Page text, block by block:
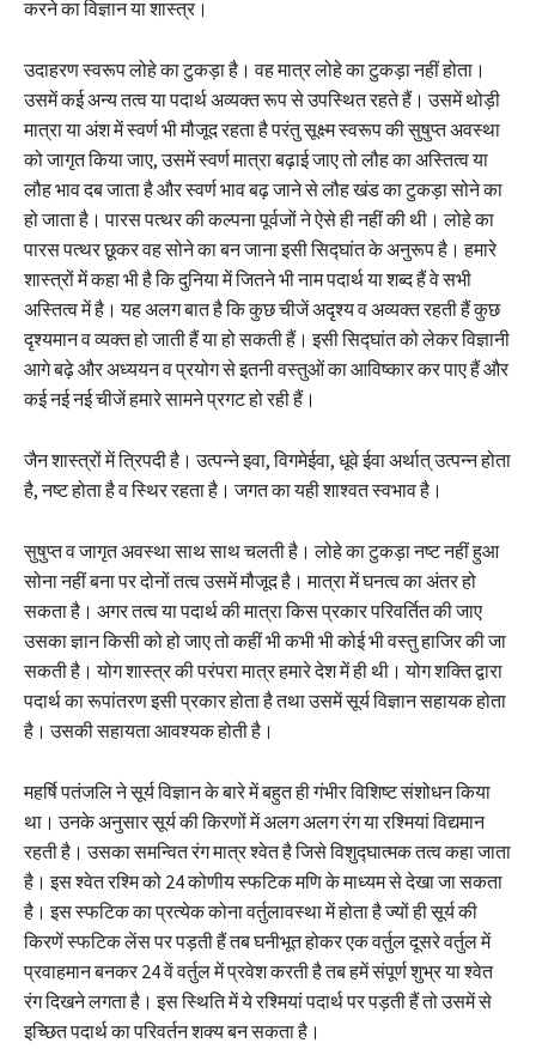
करने का विज्ञान या शास्त्र।
उदाहरण स्वरूप लोहे का टुकड़ा है। वह मात्र लोहे का टुकड़ा नहीं होता।
उसमें कई अन्य तत्व या पदार्थ अव्यक्त रूप से उपस्थित रहते हैं। उसमें थोड़ी
मात्रा या अंश में स्वर्ण भी मौजूद रहता है परंतु सूक्ष्म स्वरूप की सुषुप्त अवस्था
को जागृत किया जाए, उसमें स्वर्ण मात्रा बढ़ाई जाए तो लौह का अस्तित्व या
लौह भाव दब जाता है और स्वर्ण भाव बढ़ जाने से लौह खंड का टुकड़ा सोने का
हो जाता है। पारस पत्थर की कल्पना पूर्वजों ने ऐसे ही नहीं की थी। लोहे का
पारस पत्थर छूकर वह सोने का बन जाना इसी सिद्घांत के अनुरूप है। हमारे
शास्त्रों में कहा भी है कि दुनिया में जितने भी नाम पदार्थ या शब्द हैं वे सभी
अस्तित्व में है। यह अलग बात है कि कुछ चीजें अदृश्य व अव्यक्त रहती हैं कुछ
दृश्यमान व व्यक्त हो जाती हैं या हो सकती हैं। इसी सिद्घांत को लेकर विज्ञानी
आगे बढ़े और अध्ययन व प्रयोग से इतनी वस्तुओं का आविष्कार कर पाए हैं और
कई नई नई चीजें हमारे सामने प्रगट हो रही हैं।
जैन शास्त्रों में त्रिपदी है। उत्पन्ने इवा, विगमेईवा, धूवे ईवा अर्थात् उत्पन्न होता
है, नष्ट होता है व स्थिर रहता है। जगत का यही शाश्वत स्वभाव है।
सुषुप्त व जागृत अवस्था साथ साथ चलती है। लोहे का टुकड़ा नष्ट नहीं हुआ
सोना नहीं बना पर दोनों तत्व उसमें मौजूद है। मात्रा में घनत्व का अंतर हो
सकता है। अगर तत्व या पदार्थ की मात्रा किस प्रकार परिवर्तित की जाए
उसका ज्ञान किसी को हो जाए तो कहीं भी कभी भी कोई भी वस्तु हाजिर की जा
सकती है। योग शास्त्र की परंपरा मात्र हमारे देश में ही थी। योग शक्ति द्वारा
पदार्थ का रूपांतरण इसी प्रकार होता है तथा उसमें सूर्य विज्ञान सहायक होता
है। उसकी सहायता आवश्यक होती है।
महर्षि पतंजलि ने सूर्य विज्ञान के बारे में बहुत ही गंभीर विशिष्ट संशोधन किया
था। उनके अनुसार सूर्य की किरणों में अलग अलग रंग या रश्मियां विद्यमान
रहती है। उसका समन्वित रंग मात्र श्वेत है जिसे विशुद्घात्मक तत्व कहा जाता
है। इस श्वेत रश्मि को 24 कोणीय स्फटिक मणि के माध्यम से देखा जा सकता
है। इस स्फटिक का प्रत्येक कोना वर्तुलावस्था में होता है ज्यों ही सूर्य की
किरणें स्फटिक लेंस पर पड़ती हैं तब घनीभूत होकर एक वर्तुल दूसरे वर्तुल में
प्रवाहमान बनकर 24 वें वर्तुल में प्रवेश करती है तब हमें संपूर्ण शुभ्र या श्वेत
रंग दिखने लगता है। इस स्थिति में ये रश्मियां पदार्थ पर पड़ती हैं तो उसमें से
इच्छित पदार्थ का परिवर्तन शक्य बन सकता है।